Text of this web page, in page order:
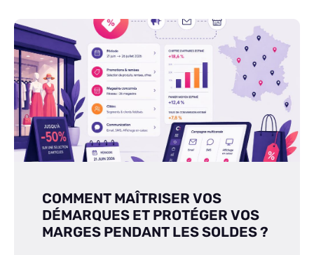
COMMENT MAÎTRISER VOS
DÉMARQUES ET PROTÉGER VOS
MARGES PENDANT LES SOLDES ?